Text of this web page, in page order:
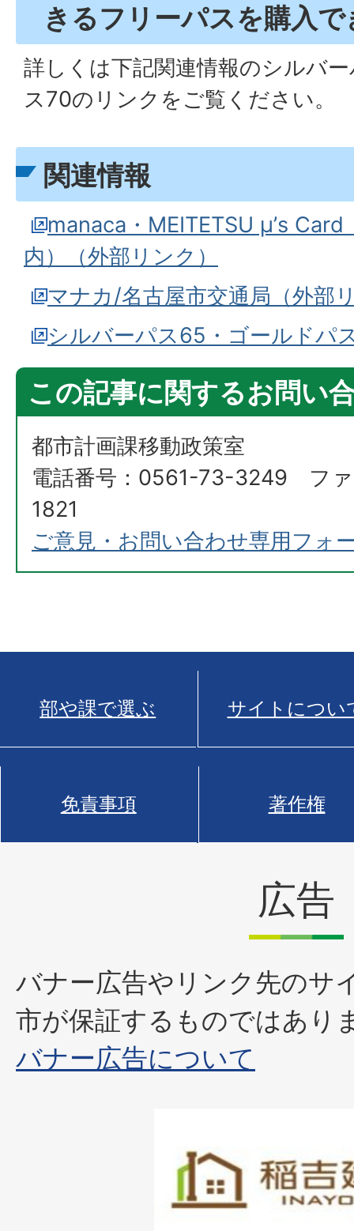
きるフリーパスを購入
詳しくは下記関連情報のシルバ
ス70のリンクをご覧ください。
関連情報
manaca・MEITETSU μ’s
内）（外部リンク）
マナカ/名古屋市交通局（外部
シルバーパス65・ゴールドパ
この記事に関するお問い
都市計画課移動政策室
電話番号：0561-73-3249 フ
1821
ご意見・お問い合わせ専用フォ
部や課で選ぶ サイトについ
免責事項 著作権
広告
バナー広告やリンク先のサ
市が保証するものではあり
バナー広告について
枚
目